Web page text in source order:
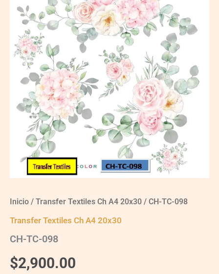
Inicio / Transfer Textiles Ch A4 20x30 / CH-TC-098
Transfer Textiles Ch A4 20x30
CH-TC-098
$2,900.00